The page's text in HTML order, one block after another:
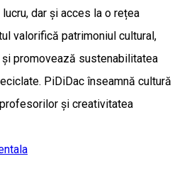
dar și acces la o rețea
valorifică patrimoniul cultural,
promovează sustenabilitatea
PiDiDac înseamnă cultură
și creativitatea